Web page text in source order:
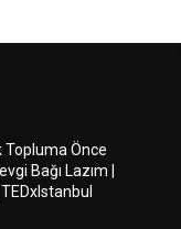
Topluma Önce
Bağı Lazım |